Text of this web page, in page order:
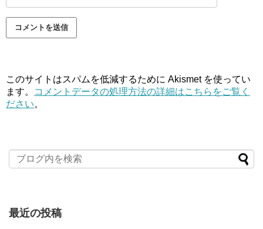
このサイトはスパムを低減するために Akismet を使ってい
ます。
コメントデータの処理方法の詳細はこちらをご覧く
ださい。
最近の投稿